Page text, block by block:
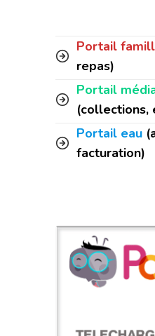
Portail
repas)
Portail
(collections,
Portail eau
facturation)